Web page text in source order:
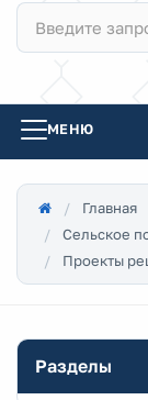
МЕНЮ
Главная
Сельское
Проекты
Разделы